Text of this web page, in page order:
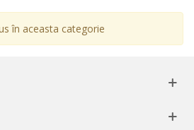
în aceasta categorie